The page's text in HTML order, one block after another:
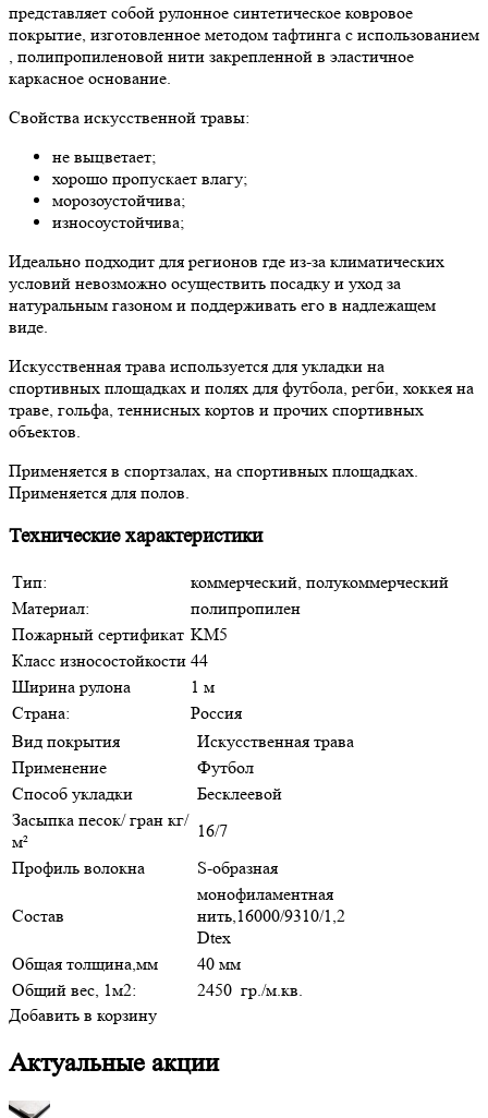
представляет собой рулонное синтетическое ковровое
покрытие, изготовленное методом тафтинга с использованием
, полипропиленовой нити закрепленной в эластичное
каркасное основание.
Свойства искусственной травы:
не выцветает;
хорошо пропускает влагу;
морозоустойчива;
износоустойчива;
Идеально подходит для регионов где из-за климатических
условий невозможно осуществить посадку и уход за
натуральным газоном и поддерживать его в надлежащем
виде.
Искусственная трава используется для укладки на
спортивных площадках и полях для футбола, регби, хоккея на
траве, гольфа, теннисных кортов и прочих спортивных
объектов.
Применяется в спортзалах, на спортивных площадках.
Применяется для полов.
Технические характеристики
Тип:
коммерческий, полукоммерческий
Материал:
полипропилен
Пожарный сертификат KM5
Класс износостойкости 44
Ширина рулона
1 м
Страна:
Россия
Вид покрытия
Искусственная трава
Применение
Футбол
Способ укладки
Бесклеевой
Засыпка песок/ гран кг/
м²
16/7
Профиль волокна
S-образная
Состав
монофиламентная
нить,16000/9310/1,2
Dtex
Общая толщина,мм
40 мм
Общий вес, 1м2:
2450 гр./м.кв.
Добавить в корзину
Актуальные акции